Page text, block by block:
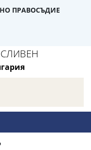
ПРАВОСЪДИЕ